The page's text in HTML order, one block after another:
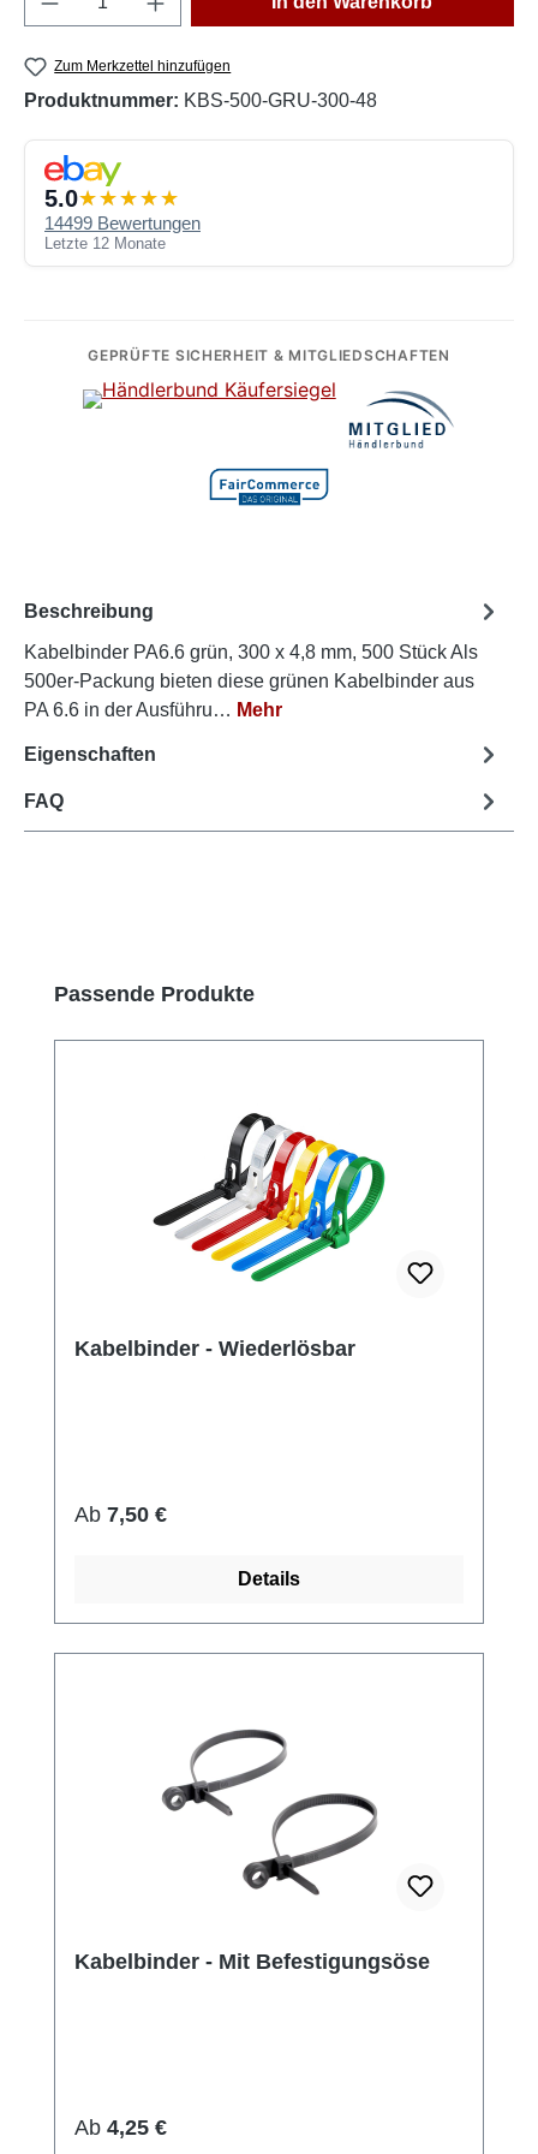
Zum Merkzettel hinzufügen
Produktnummer: KBS-500-GRU-300-48
5.0
14499 Bewertungen
Letzte 12 Monate
GEPRÜFTE SICHERHEIT & MITGLIEDSCHAFTEN
Beschreibung
Kabelbinder PA6.6 grün, 300 x 4,8 mm, 500 Stück Als
500er-Packung bieten diese grünen Kabelbinder aus
PA 6.6 in der Ausführu… Mehr
Eigenschaften
FAQ
Produktgalerie überspringen
Passende Produkte
Kabelbinder - Wiederlösbar
Regulärer Preis:
Ab 7,50 €
Details
Kabelbinder - Mit Befestigungsöse
Regulärer Preis:
Ab 4,25 €